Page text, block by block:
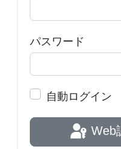
パスワード
自動ログイン
Web